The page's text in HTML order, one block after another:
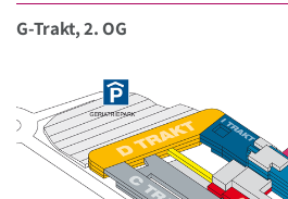
G-Trakt, 2. OG